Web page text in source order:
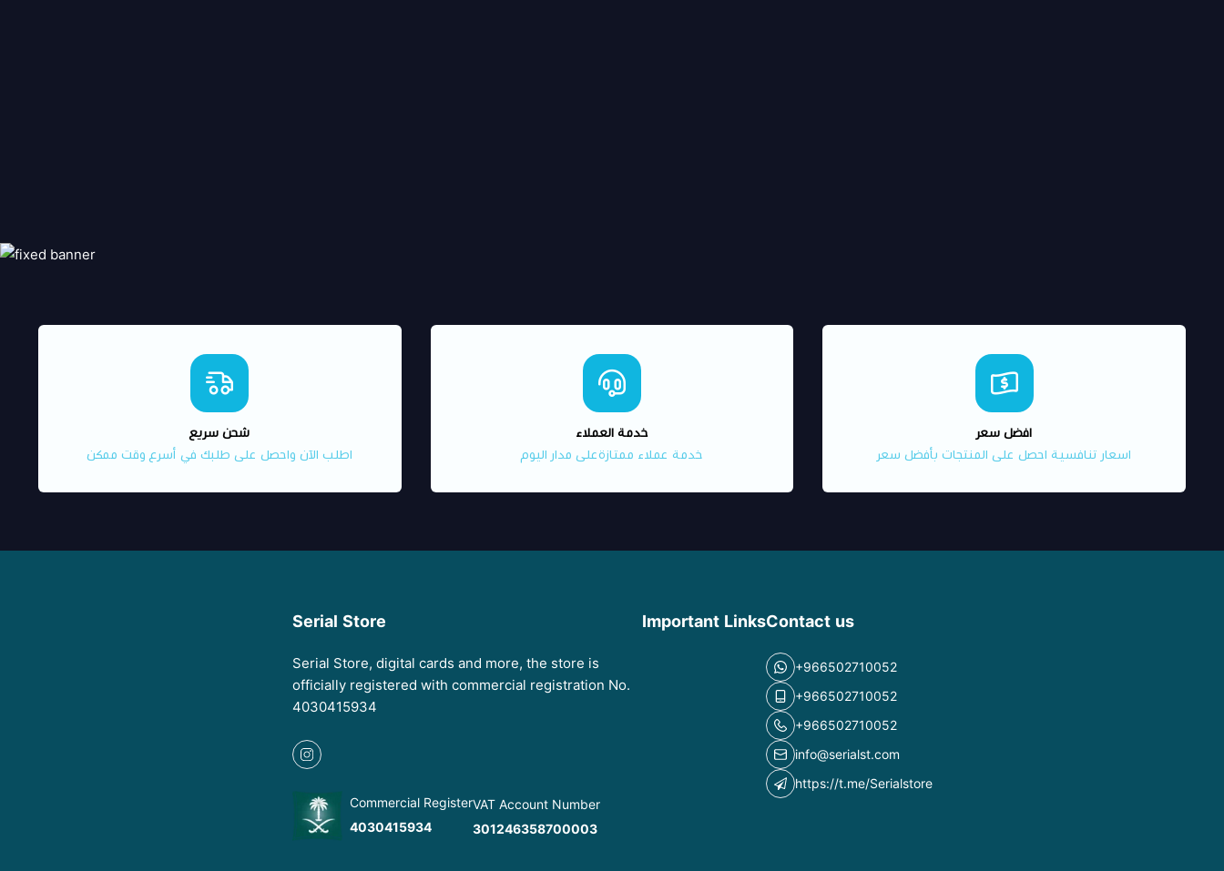
شحن سريع
اطلب الآن واحصل على طلبك في أسرع وقت ممكن
خدمة العملاء
خدمة عملاء ممتازةعلى مدار اليوم
افضل سعر
اسعار تنافسية احصل على المنتجات بأفضل سعر
Serial Store
Serial Store, digital cards and more, the store is
officially registered with commercial registration No.
4030415934
Commercial Register
4030415934
VAT Account Number
301246358700003
Important LinksContact us
+966502710052
+966502710052
+966502710052
info@serialst.com
https://t.me/Serialstore